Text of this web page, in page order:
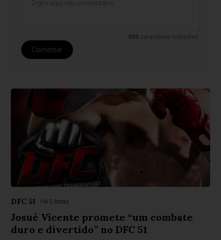
500 caracteres restantes.
Comentar
DFC 51 Há 5 horas
Josué Vicente promete “um combate
duro e divertido” no DFC 51